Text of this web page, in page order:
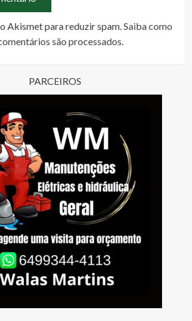
Akismet para reduzir spam.Saiba como
são processados.
PARCEIROS